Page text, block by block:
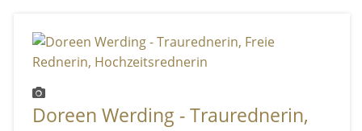
Doreen Werding - Traurednerin,